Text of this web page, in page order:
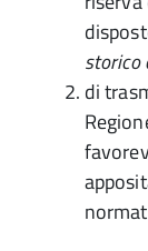
storico
di